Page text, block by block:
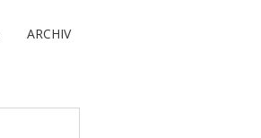
ARCHIV